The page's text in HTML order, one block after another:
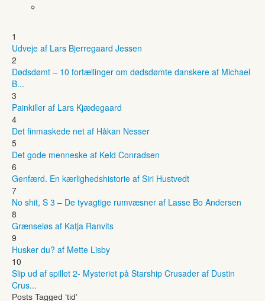
1
Udveje af Lars Bjerregaard Jessen
2
Dødsdømt – 10 fortællinger om dødsdømte danskere af Michael
B...
3
Painkiller af Lars Kjædegaard
4
Det finmaskede net af Håkan Nesser
5
Det gode menneske af Keld Conradsen
6
Genfærd. En kærlighedshistorie af Siri Hustvedt
7
No shit, S 3 – De tyvagtige rumvæsner af Lasse Bo Andersen
8
Grænseløs af Katja Ranvits
9
Husker du? af Mette Lisby
10
Slip ud af spillet 2- Mysteriet på Starship Crusader af Dustin
Crus...
Posts Tagged ‘tid’